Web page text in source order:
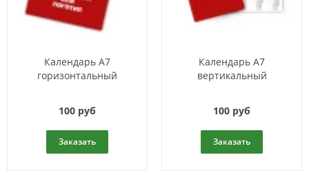
Календарь A7
горизонтальный
100 руб
Заказать
Календарь A7
вертикальный
100 руб
Заказать